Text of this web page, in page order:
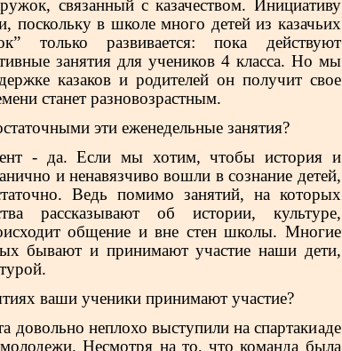
связанный с казачеством. Инициативу
поскольку в школе много детей из казачьих
только развивается: пока действуют
занятия для учеников 4 класса. Но мы
казаков и родителей он получит свое
станет разновозрастным.
эти еженедельные занятия?
- да. Если мы хотим, чтобы история и
и ненавязчиво вошли в сознание детей,
Ведь помимо занятий, на которых
рассказывают об истории, культуре,
общение и вне стен школы. Многие
бывают и принимают участие наши дети,
ваши ученики принимают участие?
довольно неплохо выступили на спартакиаде
Несмотря на то, что команда была